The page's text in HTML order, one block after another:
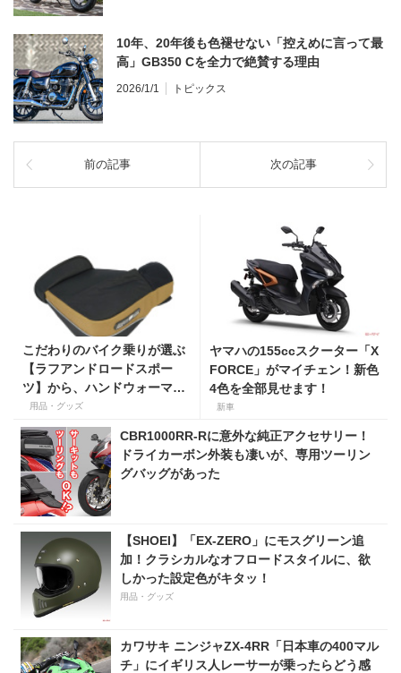
10年、20年後も色褪せない「控えめに言って最
高」GB350 Cを全力で絶賛する理由
2026/1/1 トピックス
前の記事 次の記事
こだわりのバイク乗りが選ぶ
【ラフアンドロードスポー
ツ】から、ハンドウォーマー
ほか新商品・新色が続々登
場！
用品・グッズ
ヤマハの155ccスクーター「X
FORCE」がマイチェン！新色
4色を全部見せます！
新車
CBR1000RR-Rに意外な純正アクセサリー！
ドライカーボン外装も凄いが、専用ツーリン
グバッグがあった
【SHOEI】「EX-ZERO」にモスグリーン追
加！クラシカルなオフロードスタイルに、欲
しかった設定色がキタッ！
用品・グッズ
カワサキ ニンジャZX-4RR「日本車の400マル
チ」にイギリス人レーサーが乗ったらどう感